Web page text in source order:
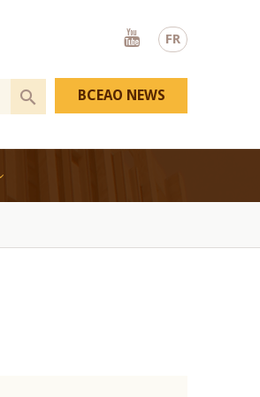
FR
Youtube
BCEAO NEWS